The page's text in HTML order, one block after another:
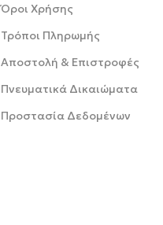
Όροι Χρήσης
Τρόποι Πληρωμής
Αποστολή & Επιστροφές
Πνευματικά Δικαιώματα
Προστασία Δεδομένων